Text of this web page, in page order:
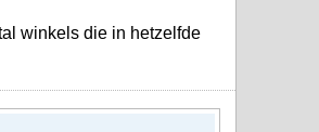
winkels die in hetzelfde